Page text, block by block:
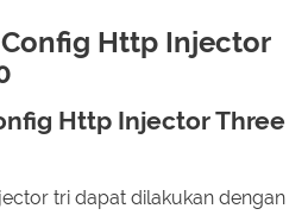
Http Injector
Http Injector Three
tri dapat dilakukan dengan